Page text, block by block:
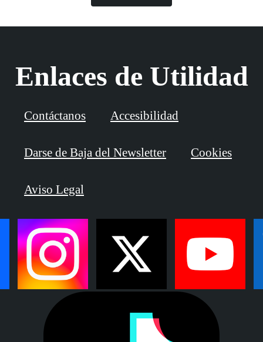
Enlaces de Utilidad
Contáctanos Accesibilidad
Darse de Baja del Newsletter Cookies
Aviso Legal